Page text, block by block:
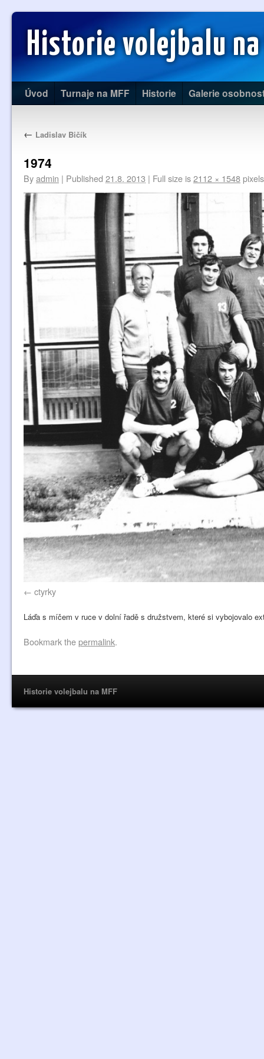
Historie volejbalu na
Úvod Turnaje na MFF Historie Galerie
← Ladislav Bičík
1974
Byadmin | Published 21.8. 2013 | Full size is2112 × 1548pixels
ctyrky
Láďa s míčem v ruce v dolní řadě s družstvem, které si vybojovalo
Bookmark thepermalink.
Historie volejbalu na MFF